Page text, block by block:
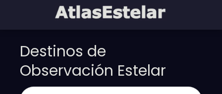
Destinos de
Observación Estelar